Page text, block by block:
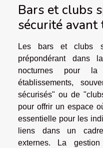
Bars et clubs
sécurité avant
Les bars et clubs
prépondérant dans
nocturnes pour la
établissements,
sécurisés" ou de
pour offrir un espace
essentielle pour les
liens dans un
externes. La